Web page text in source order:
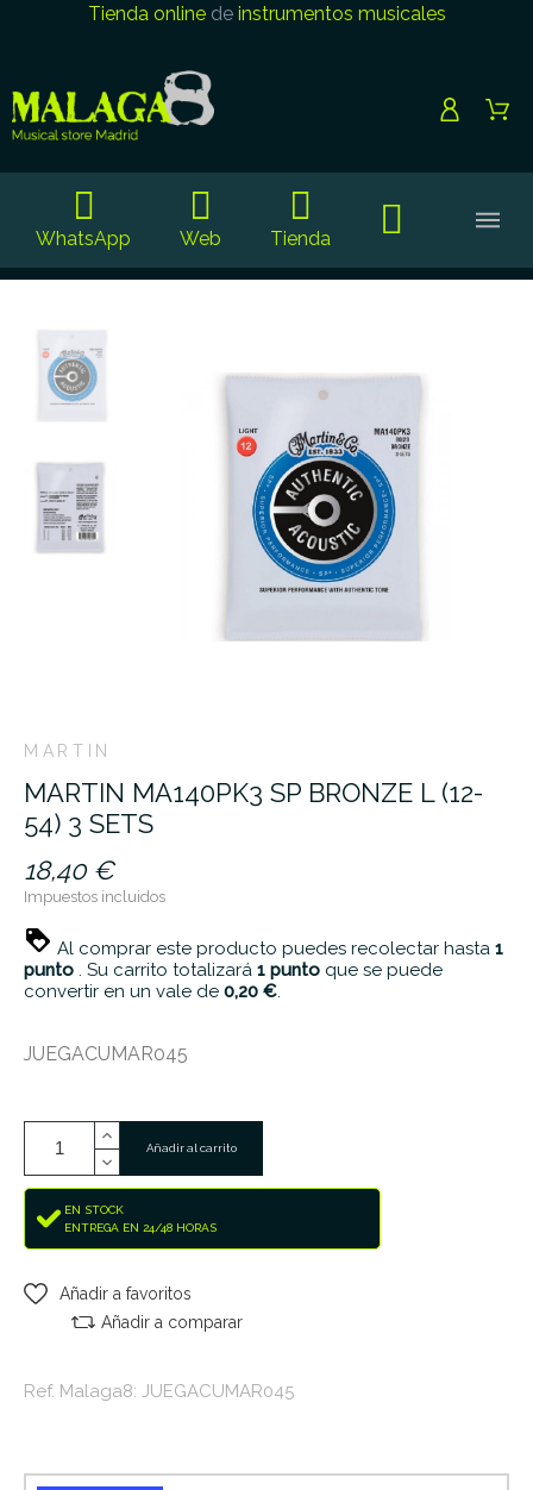
Tienda onlinede instrumentos musicales
WhatsApp Web Tienda
MARTIN
MARTIN MA140PK3 SP BRONZE L (12-
54) 3 SETS
18,40 €
Impuestos incluidos
Al comprar este producto puedes recolectar hasta 1
punto . Su carrito totalizará 1 punto que se puede
convertir en un vale de 0,20 €.
JUEGACUMAR045
Añadir al carrito
EN STOCK
ENTREGA EN 24/48 HORAS
Añadir a favoritos
Añadir a comparar
Ref. Malaga8: JUEGACUMAR045